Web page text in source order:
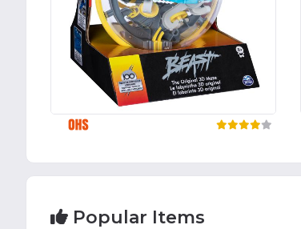
Popular Items